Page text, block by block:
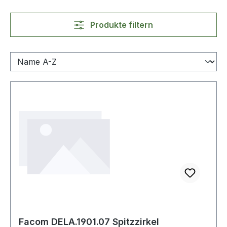
Produkte filtern
Facom DELA.1901.07 Spitzzirkel